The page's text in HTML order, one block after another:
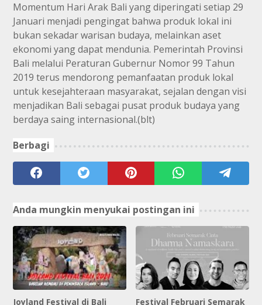
Momentum Hari Arak Bali yang diperingati setiap 29
Januari menjadi pengingat bahwa produk lokal ini
bukan sekadar warisan budaya, melainkan aset
ekonomi yang dapat mendunia. Pemerintah Provinsi
Bali melalui Peraturan Gubernur Nomor 99 Tahun
2019 terus mendorong pemanfaatan produk lokal
untuk kesejahteraan masyarakat, sejalan dengan visi
menjadikan Bali sebagai pusat produk budaya yang
berdaya saing internasional.(blt)
Berbagi
Anda mungkin menyukai postingan ini
Joyland Festival di Bali Festival Februari Semarak